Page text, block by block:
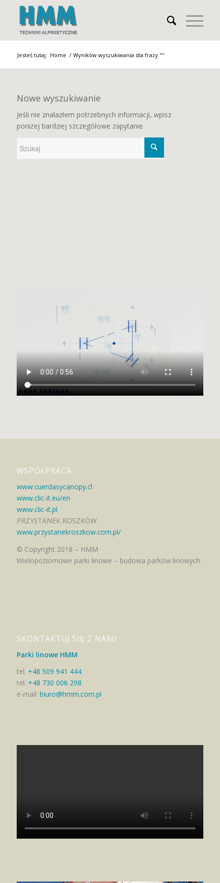
Jesteś tutaj: Home / Wyników wyszukiwania dla frazy ""
Nowe wyszukiwanie
Jeśli nie znalazłem potrzebnych informacji, wpisz
poniżej bardziej szczegółowe zapytanie
WSPÓŁPRACA
www.cuerdasycanopy.cl
www.clic-it.eu/en
www.clic-it.pl
PRZYSTANEK ROSZKÓW
www.przystanekroszkow.com.pl/
© Copyright 2018 – HMM
Wielopoziomowe parki linowe – budowa parków linowych
SKONTAKTUJ SIĘ Z NAMI
Parki linowe HMM
tel. +48 509 941 444
tel. +48 730 006 298
e-mail: biuro@hmm.com.pl